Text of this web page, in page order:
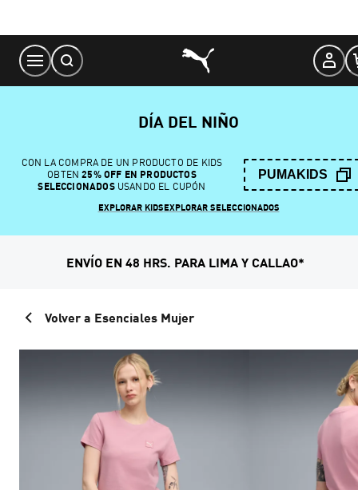
Content
DÍA DEL NIÑO
CON LA COMPRA DE UN PRODUCTO DE KIDS
OBTEN 25% OFF EN PRODUCTOS
SELECCIONADOSUSANDO EL CUPÓN
PUMAKIDS
EXPLORAR KIDSEXPLORAR SELECCIONADOS
ENVÍO EN 48 HRS. PARA LIMA Y CALLAO*
Volver a Esenciales Mujer